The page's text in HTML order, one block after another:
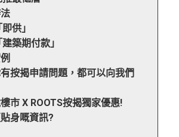
即供」
建築期付款」
按揭申請問題，都可以向我們
市 X ROOTS按揭獨家優惠!
身嘅資訊?